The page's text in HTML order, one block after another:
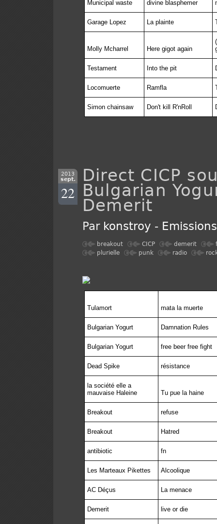
Municipal waste divine blasphemer
Garage Lopez La plainte
Molly Mcharrel Here gigot again
Testament Into the pit
Locomuerte Ramfla
Simon chainsaw Don't kill R'nRoll
2013
sept.
22
Direct CICP
Bulgarian
Demerit
Par konstroy -
breakout CICP demerit
plurielle
punk radio
Tulamort mata la muerte
Bulgarian Yogurt Damnation Rules
Bulgarian Yogurt free beer free fight
Dead Spike résistance
la société elle a
mauvaise Haleine
Tu pue la haine
Breakout refuse
Breakout Hatred
antibiotic fn
Les Marteaux Pikettes Alcoolique
AC Déçus La menace
Demerit live or die